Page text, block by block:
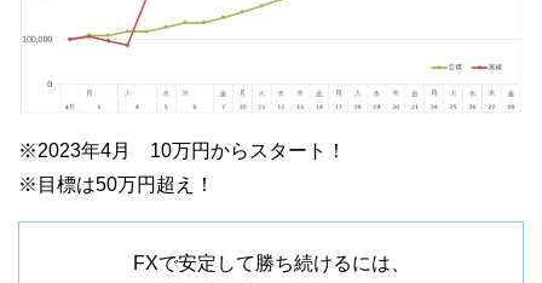
※2023年4月 10万円からスタート！
※目標は50万円超え！
FXで安定して勝ち続けるには、